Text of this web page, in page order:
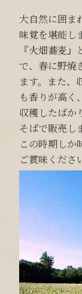
大自然に囲ま
味覚を堪能し
『火畑蕎麦
で、春に野焼
ます。また、
も香りが高く
収穫したばか
そばで販売し
この時期しか
ご賞味くださ